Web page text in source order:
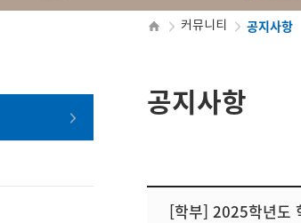
커뮤니티 공지사항
공지사항
[학부] 2025학년도